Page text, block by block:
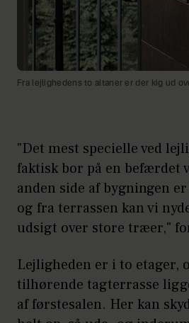
Fra lejlighedens to altaner er der kig ud
"Det mest specielle ved
faktisk bor på en befærdet
anden side af bygningen
og fra terrassen kan vi
udsigt over store træer,"
Lejligheden er i to etager,
tilhørende tagterrasse
af førstesalen. Her kan